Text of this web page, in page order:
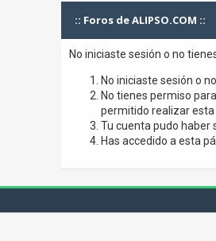
:: Foros de ALIPSO.COM ::
No iniciaste sesión o no
No iniciaste sesión o
No tienes permiso
permitido realizar esta
Tu cuenta pudo haber
Has accedido a esta